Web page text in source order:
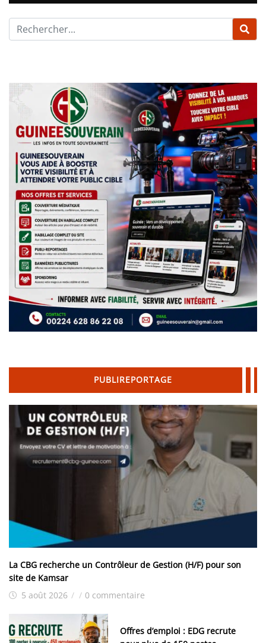
PUBLIREPORTAGE
La CBG recherche un Contrôleur de Gestion (H/F) pour son
site de Kamsar
5 août 2026 / / 0 commentaire
Offres d’emploi : EDG recrute